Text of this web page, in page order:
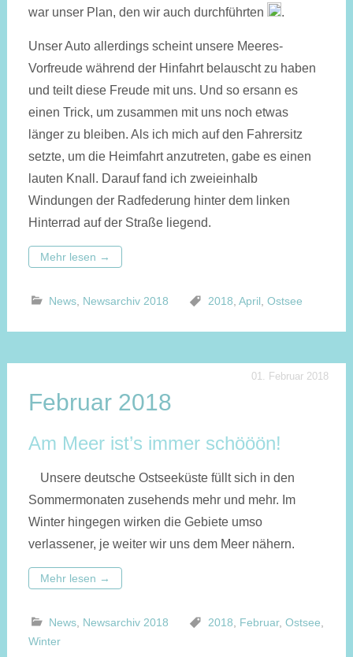
war unser Plan, den wir auch durchführten .
Unser Auto allerdings scheint unsere Meeres-
Vorfreude während der Hinfahrt belauscht zu haben
und teilt diese Freude mit uns. Und so ersann es
einen Trick, um zusammen mit uns noch etwas
länger zu bleiben. Als ich mich auf den Fahrersitz
setzte, um die Heimfahrt anzutreten, gabe es einen
lauten Knall. Darauf fand ich zweieinhalb
Windungen der Radfederung hinter dem linken
Hinterrad auf der Straße liegend.
Mehr lesen →
News, Newsarchiv 2018 2018 April Ostsee
01. Februar 2018
Februar 2018
Am Meer ist’s immer schööön!
Unsere deutsche Ostseeküste füllt sich in den
Sommermonaten zusehends mehr und mehr. Im
Winter hingegen wirken die Gebiete umso
verlassener, je weiter wir uns dem Meer nähern.
Mehr lesen →
News, Newsarchiv 2018 2018 Februar, Ostsee
Winter